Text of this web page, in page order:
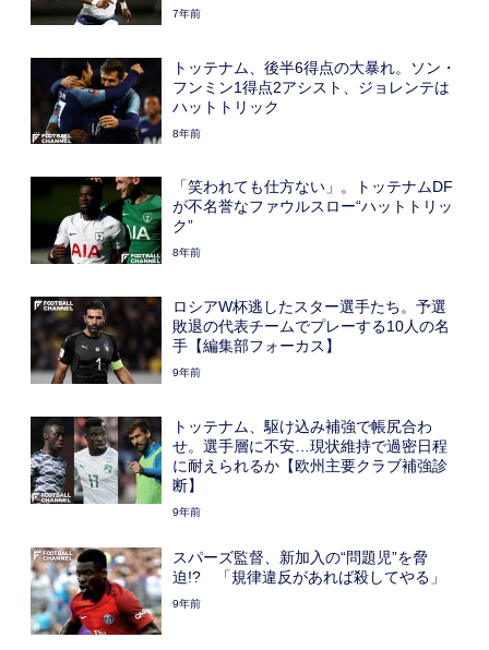
7年前
トッテナム、後半6得点の大暴れ。ソン・
フンミン1得点2アシスト、ジョレンテは
ハットトリック
8年前
「笑われても仕方ない」。トッテナムDF
が不名誉なファウルスロー“ハットトリッ
ク”
8年前
ロシアW杯逃したスター選手たち。予選
敗退の代表チームでプレーする10人の名
手【編集部フォーカス】
9年前
トッテナム、駆け込み補強で帳尻合わ
せ。選手層に不安…現状維持で過密日程
に耐えられるか【欧州主要クラブ補強診
断】
9年前
スパーズ監督、新加入の“問題児”を脅
迫!? 「規律違反があれば殺してやる」
9年前